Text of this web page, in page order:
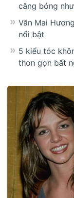
căng bóng
Văn Mai
nổi bật
5 kiểu tóc
thon gọn bất